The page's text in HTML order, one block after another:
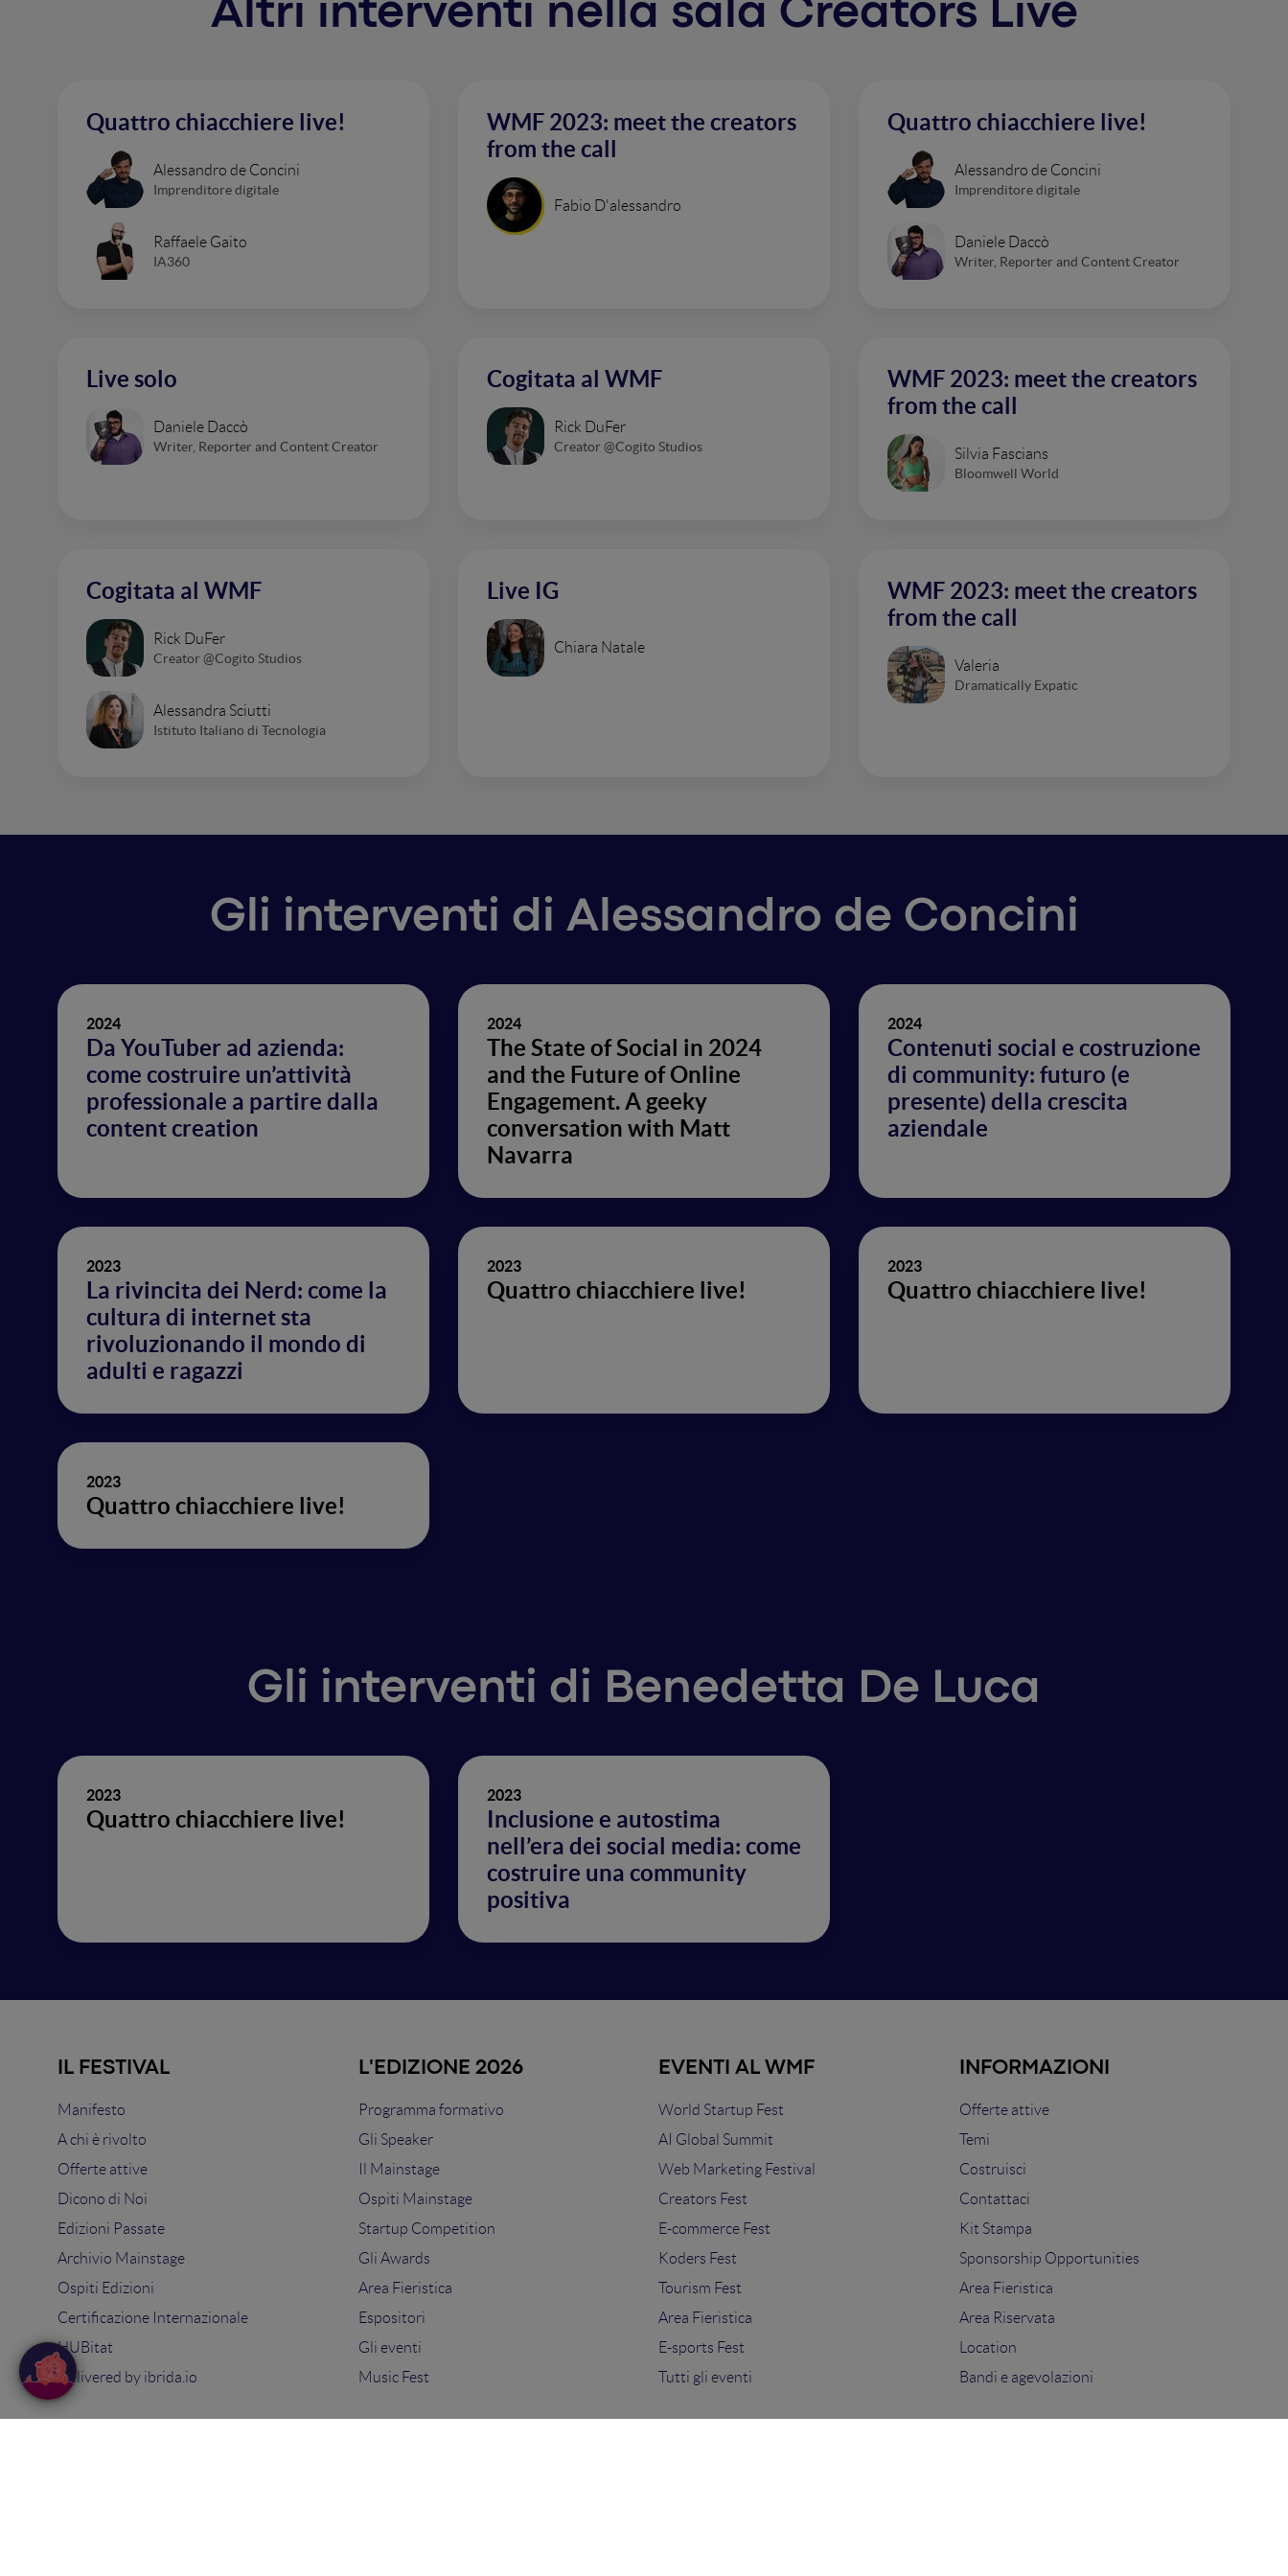
Altri interventi nella sala Creators Live
Quattro chiacchiere live!
Alessandro de Concini
Imprenditore digitale
Raffaele Gaito
IA360
WMF 2023: meet the creators
from the call
Fabio D'alessandro
Quattro chiacchiere live!
Alessandro de Concini
Imprenditore digitale
Daniele Daccò
Writer, Reporter and Content Creator
Live solo
Daniele Daccò
Writer, Reporter and Content Creator
Cogitata al WMF
Rick DuFer
Creator @Cogito Studios
WMF 2023: meet the creators
from the call
Silvia Fascians
Bloomwell World
Cogitata al WMF
Rick DuFer
Creator @Cogito Studios
Alessandra Sciutti
Istituto Italiano di Tecnologia
Live IG
Chiara Natale
WMF 2023: meet the creators
from the call
Valeria
Dramatically Expatic
Gli interventi di Alessandro de Concini
2024
Da YouTuber ad azienda:
come costruire un’attività
professionale a partire dalla
content creation
2024
The State of Social in 2024
and the Future of Online
Engagement. A geeky
conversation with Matt
Navarra
2024
Contenuti social e costruzione
di community: futuro (e
presente) della crescita
aziendale
2023
La rivincita dei Nerd: come la
cultura di internet sta
rivoluzionando il mondo di
adulti e ragazzi
2023
Quattro chiacchiere live!
2023
Quattro chiacchiere live!
2023
Quattro chiacchiere live!
Gli interventi di Benedetta De Luca
2023
Quattro chiacchiere live!
2023
Inclusione e autostima
nell’era dei social media: come
costruire una community
positiva
IL FESTIVAL
Manifesto
A chi è rivolto
Offerte attive
Dicono di Noi
Edizioni Passate
Archivio Mainstage
Ospiti Edizioni
Certificazione Internazionale
HUBitat
Delivered by ibrida.io
L'EDIZIONE 2026
Programma formativo
Gli Speaker
Il Mainstage
Ospiti Mainstage
Startup Competition
Gli Awards
Area Fieristica
Espositori
Gli eventi
Music Fest
EVENTI AL WMF
World Startup Fest
AI Global Summit
Web Marketing Festival
Creators Fest
E-commerce Fest
Koders Fest
Tourism Fest
Area Fieristica
E-sports Fest
Tutti gli eventi
INFORMAZIONI
Offerte attive
Temi
Costruisci
Contattaci
Kit Stampa
Sponsorship Opportunities
Area Fieristica
Area Riservata
Location
Bandi e agevolazioni